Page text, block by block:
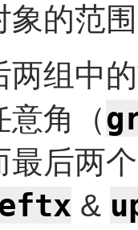
象的范
两组中
意角（
最后两
&